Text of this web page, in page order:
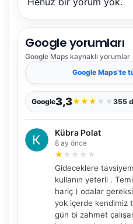
Google yorumları
Google Maps kaynaklı yorumlar
Google Maps’te
Google3,3★★★ ★ ★ 355
Kübra Polat
8 ay önce
★ ★ ★ ★ ★
Gideceklere
kullanın yeterli .
hariç ) odalar
yok içerde kendimiz
gün bi zahmet